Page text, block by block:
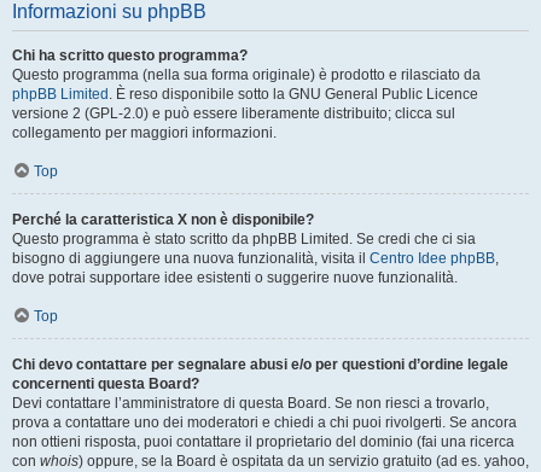
Informazioni su phpBB
Chi ha scritto questo programma?
Questo programma (nella sua forma originale) è prodotto e rilasciato da
phpBB Limited . È reso disponibile sotto la GNU General Public Licence
versione 2 (GPL-2.0) e può essere liberamente distribuito; clicca sul
collegamento per maggiori informazioni.
Top
Perché la caratteristica X non è disponibile?
Questo programma è stato scritto da phpBB Limited. Se credi che ci sia
bisogno di aggiungere una nuova funzionalità, visita il Centro Idee phpBB,
dove potrai supportare idee esistenti o suggerire nuove funzionalità.
Top
Chi devo contattare per segnalare abusi e/o per questioni d’ordine legale
concernenti questa Board?
Devi contattare l’amministratore di questa Board. Se non riesci a trovarlo,
prova a contattare uno dei moderatori e chiedi a chi puoi rivolgerti. Se ancora
non ottieni risposta, puoi contattare il proprietario del dominio (fai una ricerca
con whois) oppure, se la Board è ospitata da un servizio gratuito (ad es. yahoo,